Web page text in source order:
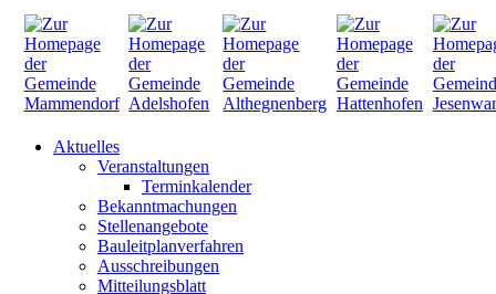
Aktuelles
Veranstaltungen
Terminkalender
Bekanntmachungen
Stellenangebote
Bauleitplanverfahren
Ausschreibungen
Mitteilungsblatt